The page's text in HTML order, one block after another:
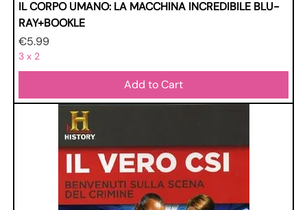
IL CORPO UMANO: LA MACCHINA INCREDIBILE BLU-
RAY+BOOKLE
Price
€5.99
3 x 2
Add to Cart